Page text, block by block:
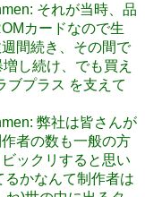
それが当時、品
カードなので生
間続き、その間で
し続け、でも買え
プラス を支えて
弊社は皆さんが
者の数も一般の方
ックリすると思い
るかなんて制作者は